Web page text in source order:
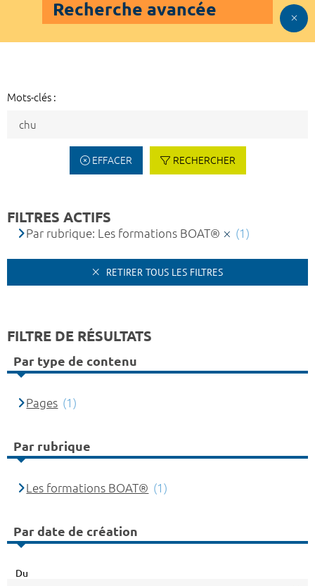
Recherche avancée
Mots-clés :
EFFACER RECHERCHER
FILTRES ACTIFS
Par rubrique: Les formations BOAT® (1)
RETIRER TOUS LES FILTRES
FILTRE DE RÉSULTATS
Par type de contenu
Pages (1)
Par rubrique
Les formations BOAT® (1)
Par date de création
Du